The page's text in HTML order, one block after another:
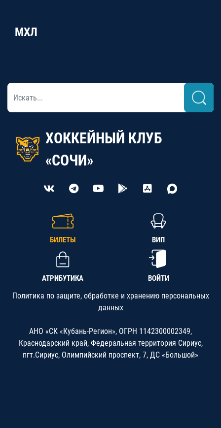
МХЛ
ХОККЕЙНЫЙ КЛУБ
«СОЧИ»
БИЛЕТЫ ВИП
АТРИБУТИКА ВОЙТИ
Политика по защите, обработке и хранению персональных
данных
АНО «СК «Кубань-Регион», ОГРН 1142300002349,
Краснодарский край, Федеральная территория Сириус,
пгт.Сириус, Олимпийский проспект, 7, ДС «Большой»